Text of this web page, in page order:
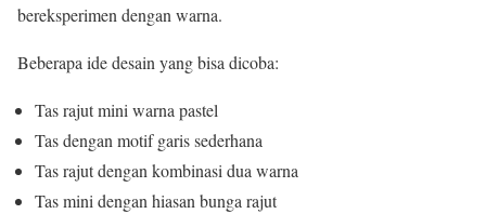
bereksperimen dengan warna.
Beberapa ide desain yang bisa dicoba:
Tas rajut mini warna pastel
Tas dengan motif garis sederhana
Tas rajut dengan kombinasi dua warna
Tas mini dengan hiasan bunga rajut